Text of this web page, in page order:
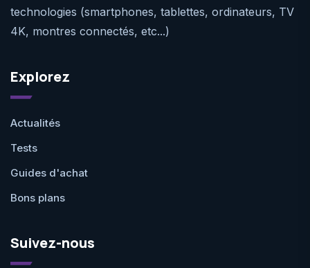
technologies (smartphones, tablettes, ordinateurs, TV
4K, montres connectés, etc...)
Explorez
Actualités
Tests
Guides d'achat
Bons plans
Suivez-nous